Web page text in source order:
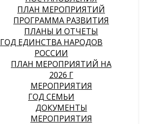
ПЛАН МЕРОПРИЯТИЙ
ПРОГРАММА РАЗВИТИЯ
ПЛАНЫ И ОТЧЕТЫ
ГОД ЕДИНСТВА НАРОДОВ
РОССИИ
ПЛАН МЕРОПРИЯТИЙ НА
2026 Г
МЕРОПРИЯТИЯ
ГОД СЕМЬИ
ДОКУМЕНТЫ
МЕРОПРИЯТИЯ